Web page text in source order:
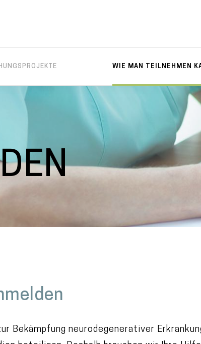
WIE MAN TEILNEHMEN
Bekämpfung neurodegenerativer